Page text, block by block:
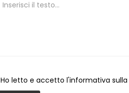
Ho letto e accetto l'informativa sulla